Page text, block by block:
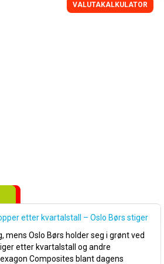
VALUTAKALKULATOR
etter kvartalstall – Oslo Børs stiger
mens Oslo Børs holder seg i grønt ved
etter kvartalstall og andre
Composites blant dagens